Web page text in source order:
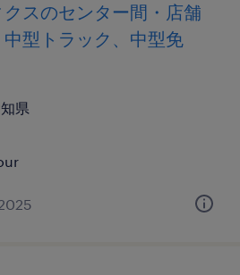
スのセンター間・店舗
型トラック、中型免
県